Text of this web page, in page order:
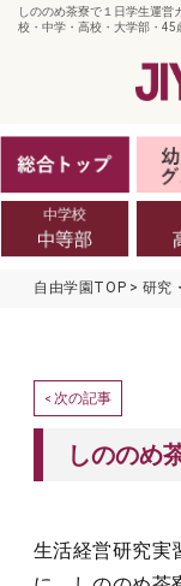
しののめ茶寮で１日学生運営
校・中学・高校・大学部・45
自由学園TOP 研究
< 次の記事
しののめ
生活経営研究実